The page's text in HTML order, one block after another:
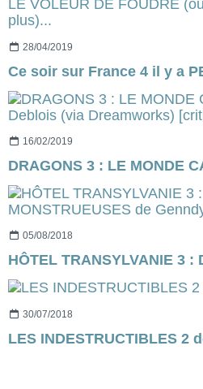
28/04/2019
16/02/2019
05/08/2018
30/07/2018
LES INDESTRUCTIBLES 2